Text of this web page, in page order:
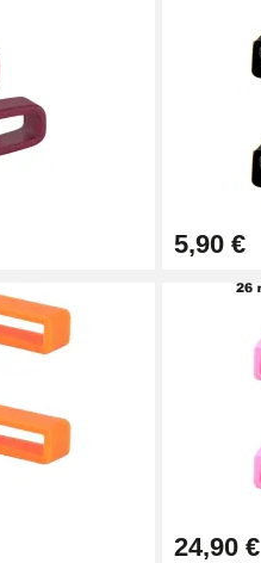
(pince trou)
pour Bracelet de Montre
Débutant
de Bracelet de Montre Facile
5,90 €
24,90 €